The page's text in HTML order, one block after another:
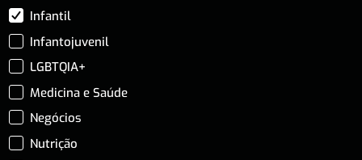
Infantil
Infantojuvenil
LGBTQIA+
Medicina e Saúde
Negócios
Nutrição